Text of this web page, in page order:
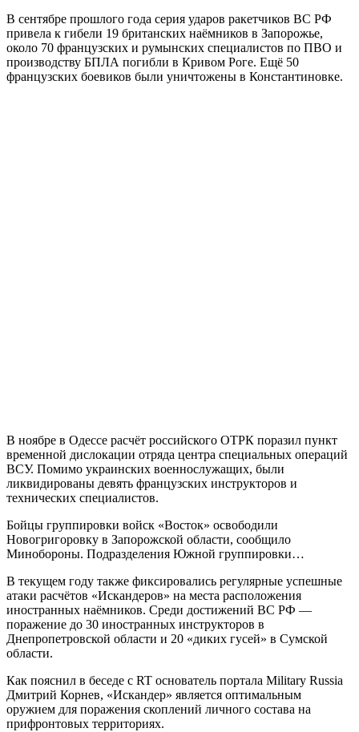
В сентябре прошлого года серия ударов ракетчиков ВС РФ
привела к гибели 19 британских наёмников в Запорожье,
около 70 французских и румынских специалистов по ПВО и
производству БПЛА погибли в Кривом Роге. Ещё 50
французских боевиков были уничтожены в Константиновке.
В ноябре в Одессе расчёт российского ОТРК поразил пункт
временной дислокации отряда центра специальных операций
ВСУ. Помимо украинских военнослужащих, были
ликвидированы девять французских инструкторов и
технических специалистов.
Бойцы группировки войск «Восток» освободили
Новогригоровку в Запорожской области, сообщило
Минобороны. Подразделения Южной группировки…
В текущем году также фиксировались регулярные успешные
атаки расчётов «Искандеров» на места расположения
иностранных наёмников. Среди достижений ВС РФ —
поражение до 30 иностранных инструкторов в
Днепропетровской области и 20 «диких гусей» в Сумской
области.
Как пояснил в беседе с RT основатель портала Military Russia
Дмитрий Корнев, «Искандер» является оптимальным
оружием для поражения скоплений личного состава на
прифронтовых территориях.